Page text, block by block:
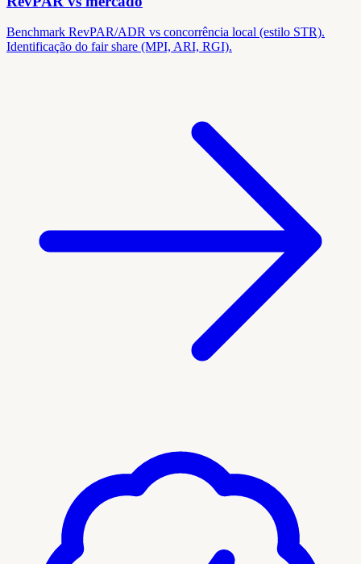
Benchmark RevPAR/ADR vs concorrência local (estilo STR).
Identificação do fair share (MPI, ARI, RGI).